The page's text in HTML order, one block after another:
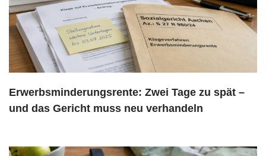
Erwerbsminderungsrente: Zwei Tage zu spät –
und das Gericht muss neu verhandeln